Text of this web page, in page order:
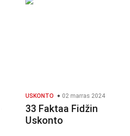
USKONTO 02 marras 2024
33 Faktaa Fidžin
Uskonto